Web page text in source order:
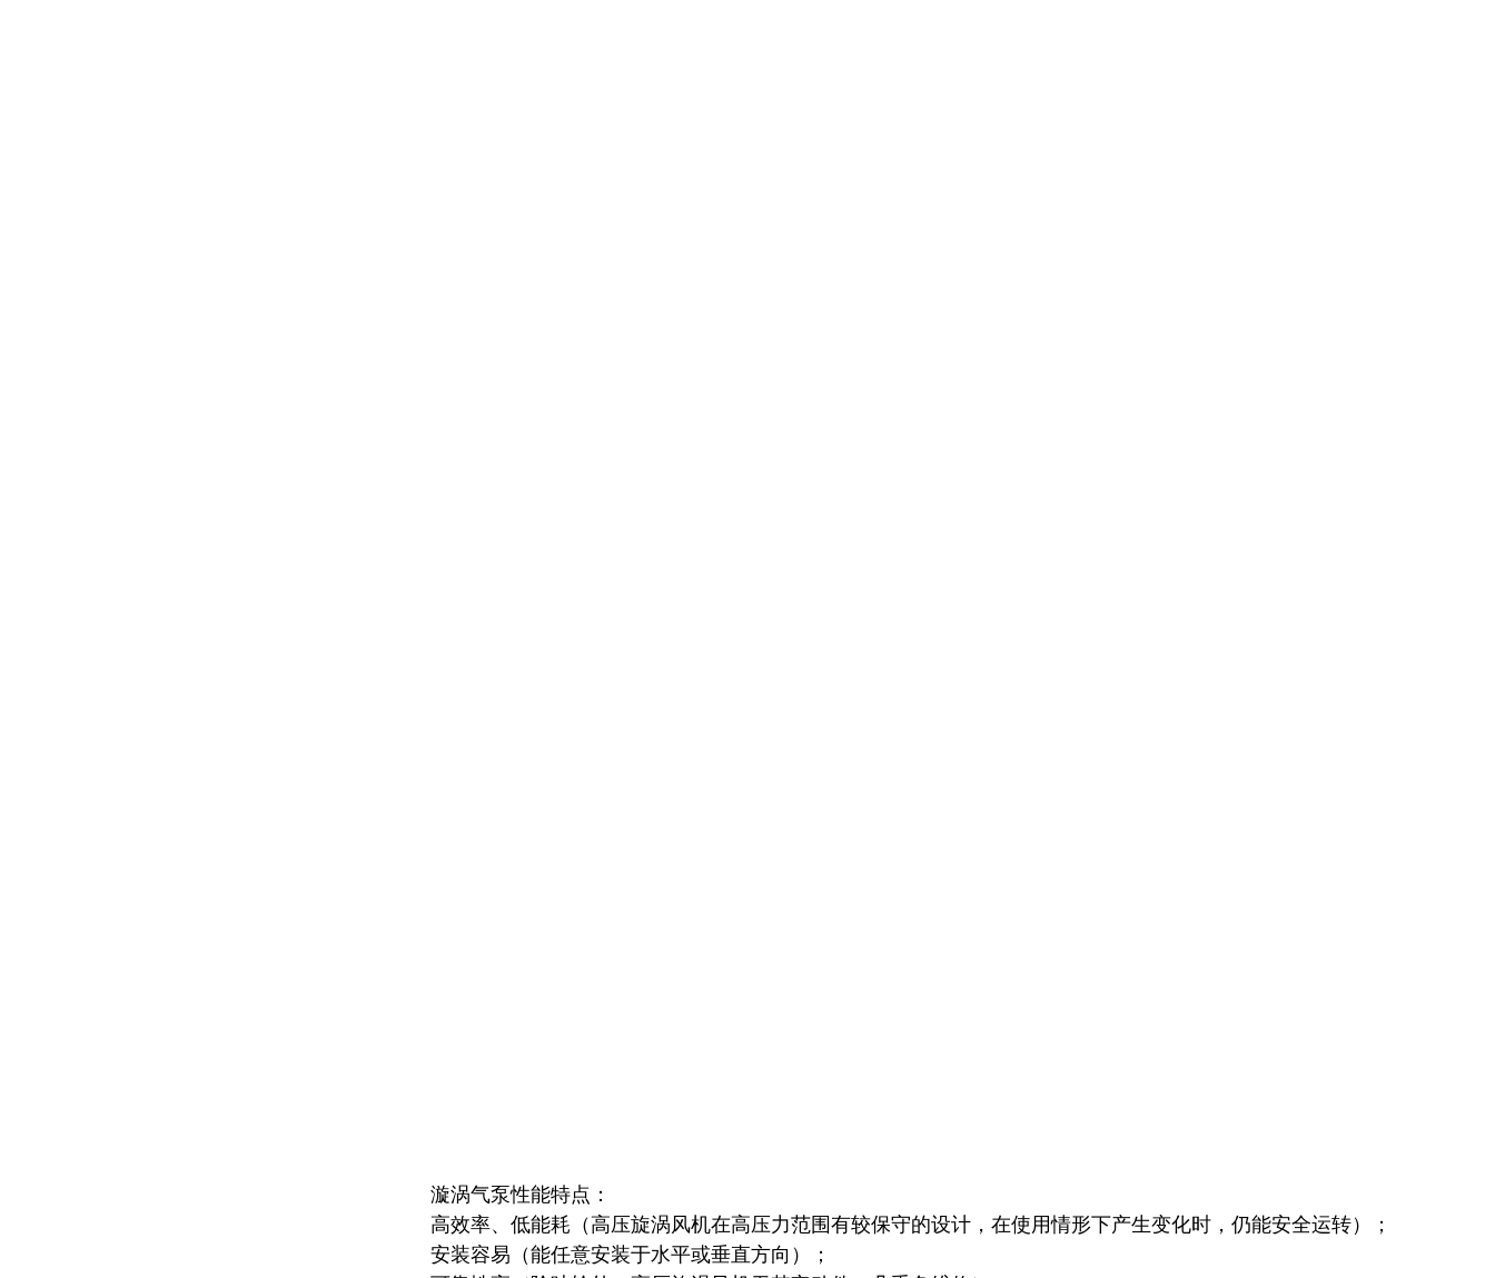
漩涡气泵性能特点：
高效率、低能耗（高压旋涡风机在高压力范围有较保守的设计，在使用情形下产生变化时，仍能安全运转）；
安装容易（能任意安装于水平或垂直方向）；